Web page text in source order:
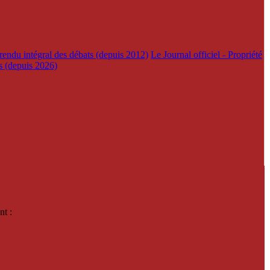
intégral des débats (depuis 2012) Le Journal officiel - Propriété
(depuis 2026)
: